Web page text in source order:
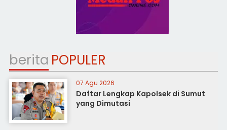
berita POPULER
07 Agu 2026
Daftar Lengkap Kapolsek di Sumut
yang Dimutasi